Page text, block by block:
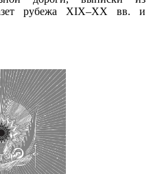
рубежа XIX–ХХ вв. и